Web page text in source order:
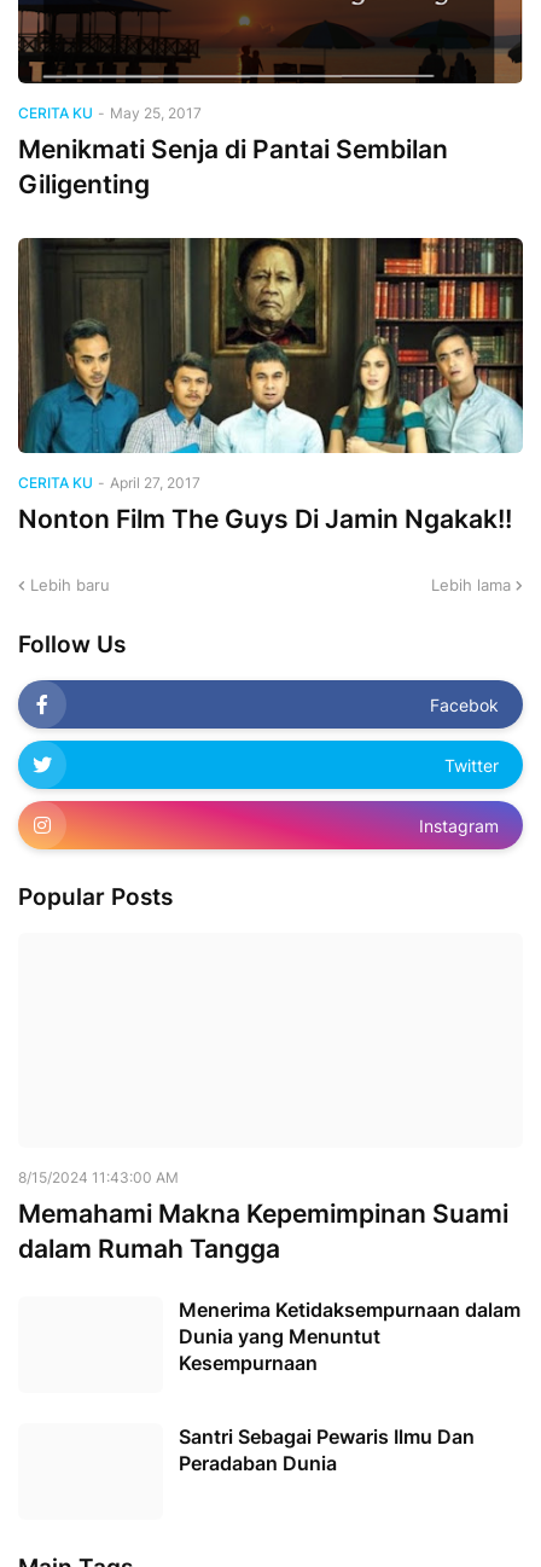
CERITA KU - May 25, 2017
Menikmati Senja di Pantai Sembilan
Giligenting
CERITA KU - April 27, 2017
Nonton Film The Guys Di Jamin Ngakak!!
Lebih baru Lebih lama
Follow Us
Facebok
Twitter
Instagram
Popular Posts
8/15/2024 11:43:00 AM
Memahami Makna Kepemimpinan Suami
dalam Rumah Tangga
Menerima Ketidaksempurnaan dalam
Dunia yang Menuntut
Kesempurnaan
Santri Sebagai Pewaris Ilmu Dan
Peradaban Dunia